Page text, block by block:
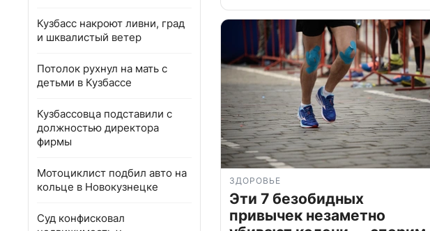
Кузбасс накроют ливни, град
и шквалистый ветер
Потолок рухнул на мать с
детьми в Кузбассе
Кузбассовца подставили с
должностью директора
фирмы
Мотоциклист подбил авто на
кольце в Новокузнецке
Суд конфисковал
ЗДОРОВЬЕ
Эти 7 безобидных
привычек незаметно